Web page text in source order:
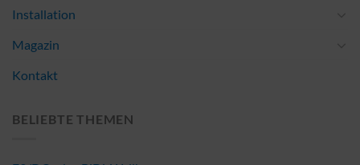
Installation
Magazin
Kontakt
BELIEBTE THEMEN